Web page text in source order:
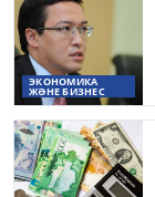
ЭКОНОМИКА
ЖӘНЕ БИЗНЕС